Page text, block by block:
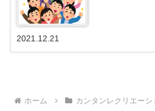
2021.12.21
ホーム カンタンレクリエーシ